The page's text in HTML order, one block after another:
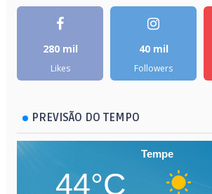
280 mil
Likes
40 mil
Followers
PREVISÃO DO TEMPO
Tempe
44°C